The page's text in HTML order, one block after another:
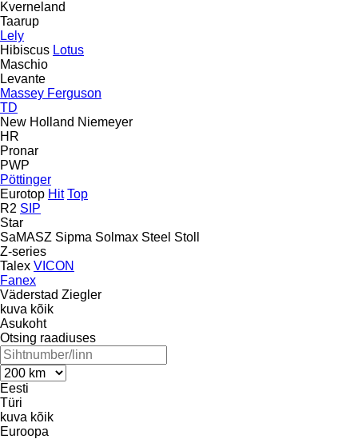
Kverneland
Taarup
Lely
Hibiscus Lotus
Maschio
Levante
Massey Ferguson
TD
New Holland Niemeyer
HR
Pronar
PWP
Pöttinger
Eurotop Hit Top
R2 SIP
Star
SaMASZ Sipma Solmax Steel Stoll
Z-series
Talex VICON
Fanex
Väderstad Ziegler
kuva kõik
Asukoht
Otsing raadiuses
Eesti
Türi
kuva kõik
Euroopa